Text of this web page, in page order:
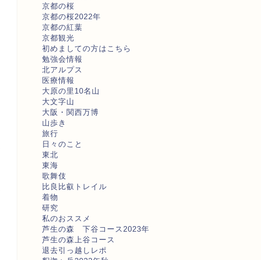
京都の桜
京都の桜2022年
京都の紅葉
京都観光
初めましての方はこちら
勉強会情報
北アルプス
医療情報
大原の里10名山
大文字山
大阪・関西万博
山歩き
旅行
日々のこと
東北
東海
歌舞伎
比良比叡トレイル
着物
研究
私のおススメ
芦生の森 下谷コース2023年
芦生の森上谷コース
退去引っ越しレポ